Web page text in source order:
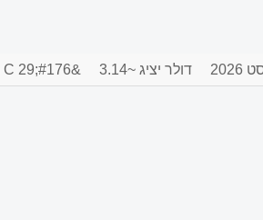
דולר יציג ~3.14 &#176;C 29 מעונן חלקית